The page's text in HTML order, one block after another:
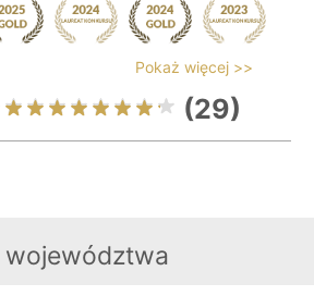
Pokaż więcej >>
(29)
województwa